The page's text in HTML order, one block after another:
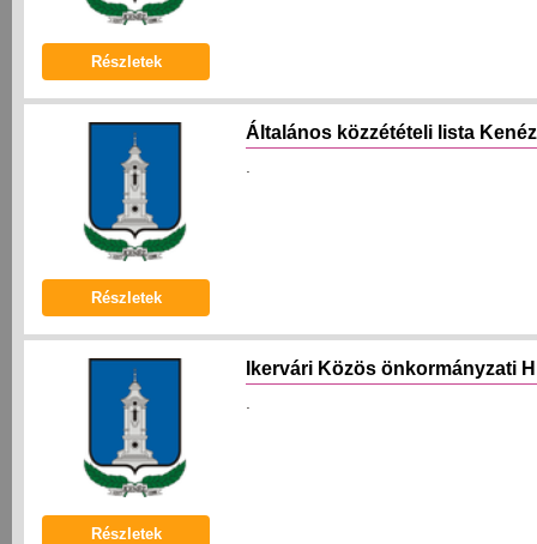
Részletek
Általános közzétételi lista
Részletek
Ikervári Közös önkormányzati
Részletek